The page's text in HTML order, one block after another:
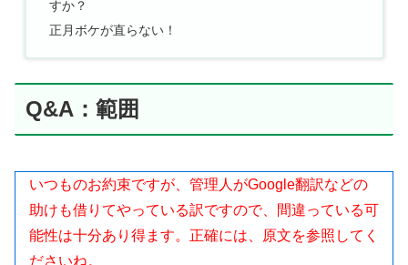
すか？
正月ボケが直らない！
Q&A：範囲
いつものお約束ですが、管理人がGoogle翻訳などの
助けも借りてやっている訳ですので、間違っている可
能性は十分あり得ます。正確には、原文を参照してく
ださいね。